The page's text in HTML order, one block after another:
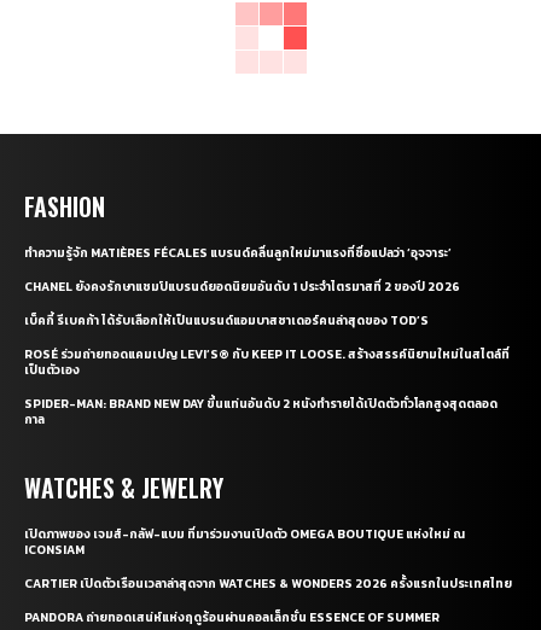
FASHION
ทำความรู้จัก MATIÈRES FÉCALES แบรนด์คลื่นลูกใหม่มาแรงที่ชื่อแปลว่า ‘อุจจาระ’
CHANEL ยังคงรักษาแชมป์แบรนด์ยอดนิยมอันดับ 1 ประจำไตรมาสที่ 2 ของปี 2026
เบ็คกี้ รีเบคก้า ได้รับเลือกให้เป็นแบรนด์แอมบาสซาเดอร์คนล่าสุดของ TOD’S
ROSÉ ร่วมถ่ายทอดแคมเปญ LEVI’S® กับ KEEP IT LOOSE. สร้างสรรค์นิยามใหม่ในสไตล์ที่
เป็นตัวเอง
SPIDER-MAN: BRAND NEW DAY ขึ้นแท่นอันดับ 2 หนังทำรายได้เปิดตัวทั่วโลกสูงสุดตลอด
กาล
WATCHES & JEWELRY
เปิดภาพของ เจมส์-กลัฟ-แบม ที่มาร่วมงานเปิดตัว OMEGA BOUTIQUE แห่งใหม่ ณ
ICONSIAM
CARTIER เปิดตัวเรือนเวลาล่าสุดจาก WATCHES & WONDERS 2026 ครั้งแรกในประเทศไทย
PANDORA ถ่ายทอดเสน่ห์แห่งฤดูร้อนผ่านคอลเล็กชั่น ESSENCE OF SUMMER